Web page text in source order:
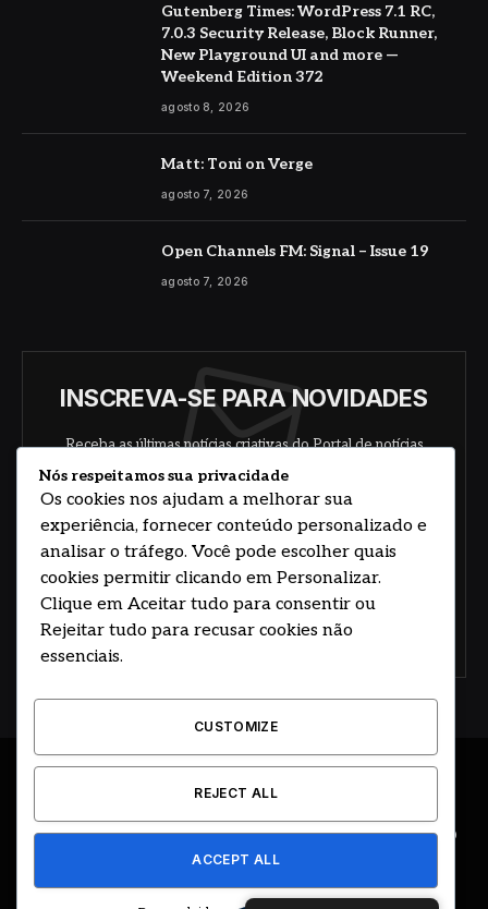
Gutenberg Times: WordPress 7.1 RC,
7.0.3 Security Release, Block Runner,
New Playground UI and more —
Weekend Edition 372
agosto 8, 2026
Matt: Toni on Verge
agosto 7, 2026
Open Channels FM: Signal – Issue 19
agosto 7, 2026
INSCREVA-SE PARA NOVIDADES
Receba as últimas notícias criativas do Portal de notícias
sobre arte, design e negócios.
Concorde com nossos termos e acordo de
© 2026 DESENVOLVIDO POR HOSTING PRIME BRASIL
ÚLTIMAS NOTÍCIAS DESTAQUES
CIDADE E REGIÃO
EDITORIAL EVENTOS
Nós respeitamos sua privacidade
Os cookies nos ajudam a melhorar sua
experiência, fornecer conteúdo personalizado e
analisar o tráfego. Você pode escolher quais
cookies permitir clicando em Personalizar.
Clique em Aceitar tudo para consentir ou
Rejeitar tudo para recusar cookies não
essenciais.
CUSTOMIZE
REJECT ALL
ACCEPT ALL